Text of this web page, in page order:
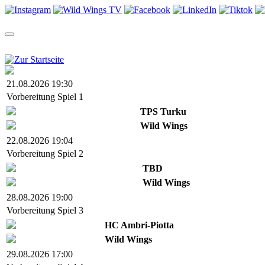
21.08.2026 19:30
Vorbereitung Spiel 1
TPS Turku
Wild Wings
22.08.2026 19:04
Vorbereitung Spiel 2
TBD
Wild Wings
28.08.2026 19:00
Vorbereitung Spiel 3
HC Ambri-Piotta
Wild Wings
29.08.2026 17:00